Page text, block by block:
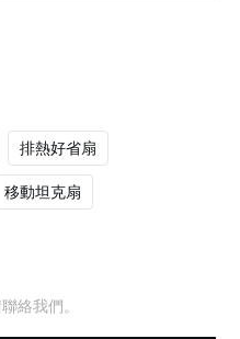
排熱好省扇
移動坦克扇
絡我們。